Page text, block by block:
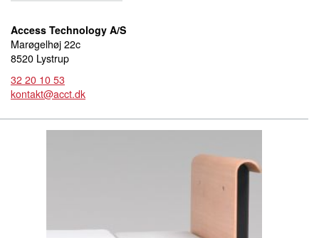
Access Technology A/S
Marøgelhøj 22c
8520 Lystrup
32 20 10 53
kontakt@acct.dk